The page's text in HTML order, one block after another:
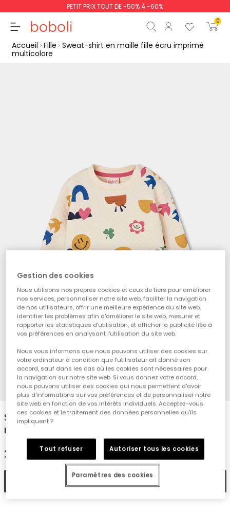
PETIT PRIX TOUT DE -50% À -60%
0
Accueil Fille Sweat-shirt en maille fille écru imprimé
multicolore
1 2 3 4
Sweat-shirt en maille fille écru imprimé
multicolore
29,95 €
Ajouter
Gestion des cookies
Nous utilisons nos propres cookies et ceux de tiers pour améliorer
nos services, personnaliser notre site web, faciliter la navigation
de nos utilisateurs, offrir une meilleure expérience du site web,
identifier les problèmes afin d'améliorer le site web, mesurer et
rapporter les statistiques d'utilisation, et afficher la publicité liée à
vos préférences en analysant l'utilisation du site web.
Nous vous informons que nous pouvons utiliser des cookies sur
votre ordinateur à condition que l'utilisateur ait donné son
accord, sauf dans les cas où les cookies sont nécessaires pour
la navigation sur notre site web. Si vous donnez votre accord,
nous pouvons utiliser des cookies qui nous permettent d'avoir
plus d'informations sur vos préférences et de personnaliser notre
site web en fonction de vos intérêts individuels. Acceptez-vous
ces cookies et le traitement des données personnelles qu'ils
impliquent ?
Tout refuser Autoriser tous les cookies
Paramètres des cookies